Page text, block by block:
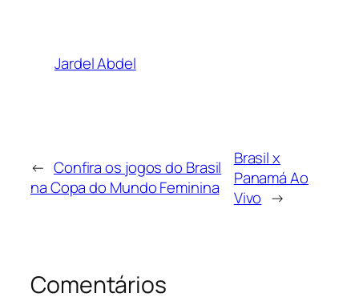
Jardel Abdel
← Confira os jogos do Brasil
na Copa do Mundo Feminina
Brasil x
Panamá Ao
Vivo →
Comentários